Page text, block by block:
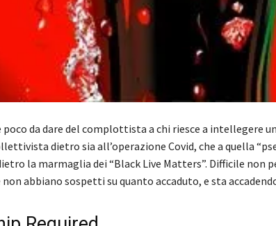
poco da dare del complottista a chi riesce a intellegere
dietro sia all’operazione Covid, che a quella
la marmaglia dei “Black Live Matters”. Difficile non
abbiano sospetti su quanto accaduto, e sta